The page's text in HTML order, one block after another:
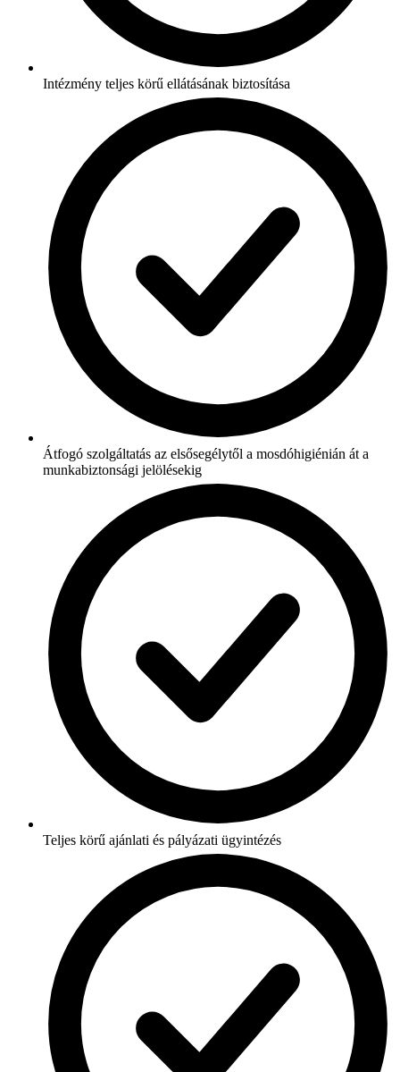
Intézmény teljes körű ellátásának biztosítása
Átfogó szolgáltatás az elsősegélytől a mosdóhigiénián át a
munkabiztonsági jelölésekig
Teljes körű ajánlati és pályázati ügyintézés